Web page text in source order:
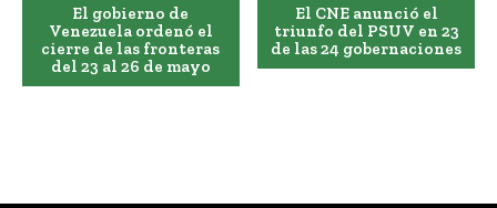
El gobierno de
Venezuela ordenó el
cierre de las fronteras
del 23 al 26 de mayo
El CNE anunció el
triunfo del PSUV en 23
de las 24 gobernaciones